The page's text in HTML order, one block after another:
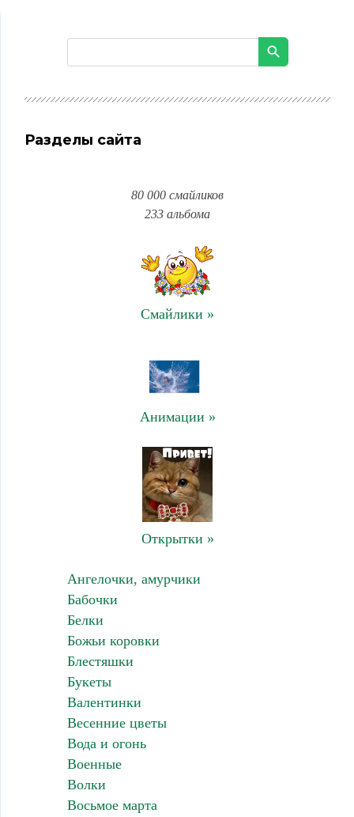
Разделы сайта
80 000 смайликов
233 альбома
Смайлики »
Анимации »
Открытки »
Ангелочки, амурчики
Бабочки
Белки
Божьи коровки
Блестяшки
Букеты
Валентинки
Весенние цветы
Вода и огонь
Военные
Волки
Восьмое марта